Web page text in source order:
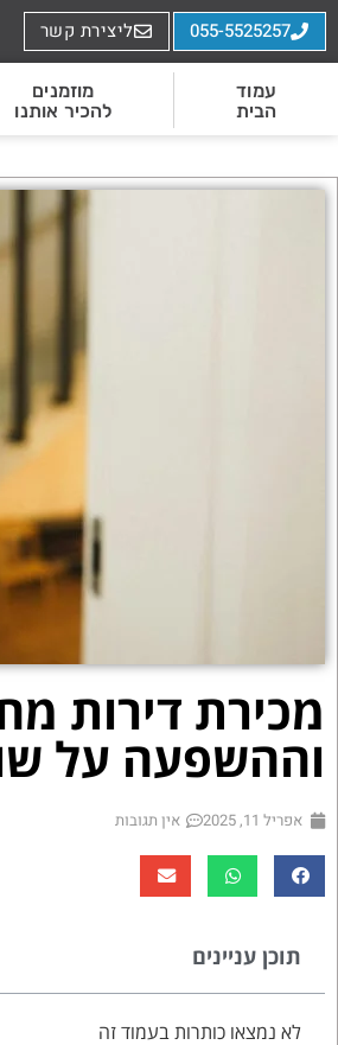
055-5525257 ליצירת קשר
עמוד
הבית
מוזמנים
להכיר אותנו
מכירת דירות
וההשפעה על
אפריל 11, 2025 אין תגובות
תוכן עניינים
לא נמצאו כותרות בעמוד זה